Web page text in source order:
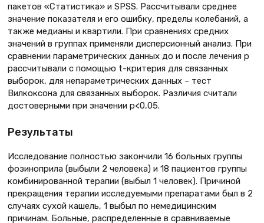
пакетов «Cтатистика» и SPSS. Рассчитывали среднее
значение показателя и его ошибку, пределы колебаний, а
также медианы и квартили. При сравнениях средних
значений в группах применяли дисперсионный анализ. При
сравнении параметрических данных до и после лечения р
рассчитывали с помощью t-критерия для связанных
выборок, для непараметрических данных – тест
Вилкоксона для связанных выборок. Различия считали
достоверными при значении р<0,05.
Результаты
Исследование полностью закончили 16 больных группы
фозиноприла (выбыли 2 человека) и 18 пациентов группы
комбинированной терапии (выбыл 1 человек). Причиной
прекращения терапии исследуемыми препаратами был в 2
случаях сухой кашель, 1 выбыл по немедицинским
причинам. Больные, распределенные в сравниваемые